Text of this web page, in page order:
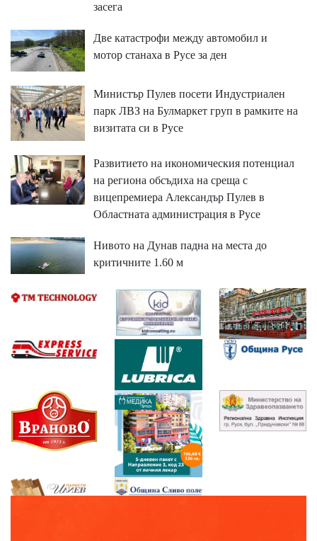
засега
Две катастрофи между автомобил и
мотор станаха в Русе за ден
Министър Пулев посети Индустриален
парк ЛВЗ на Булмаркет груп в рамките на
визитата си в Русе
Развитието на икономическия потенциал
на региона обсъдиха на среща с
вицепремиера Александър Пулев в
Областната администрация в Русе
Нивото на Дунав падна на места до
критичните 1.60 м